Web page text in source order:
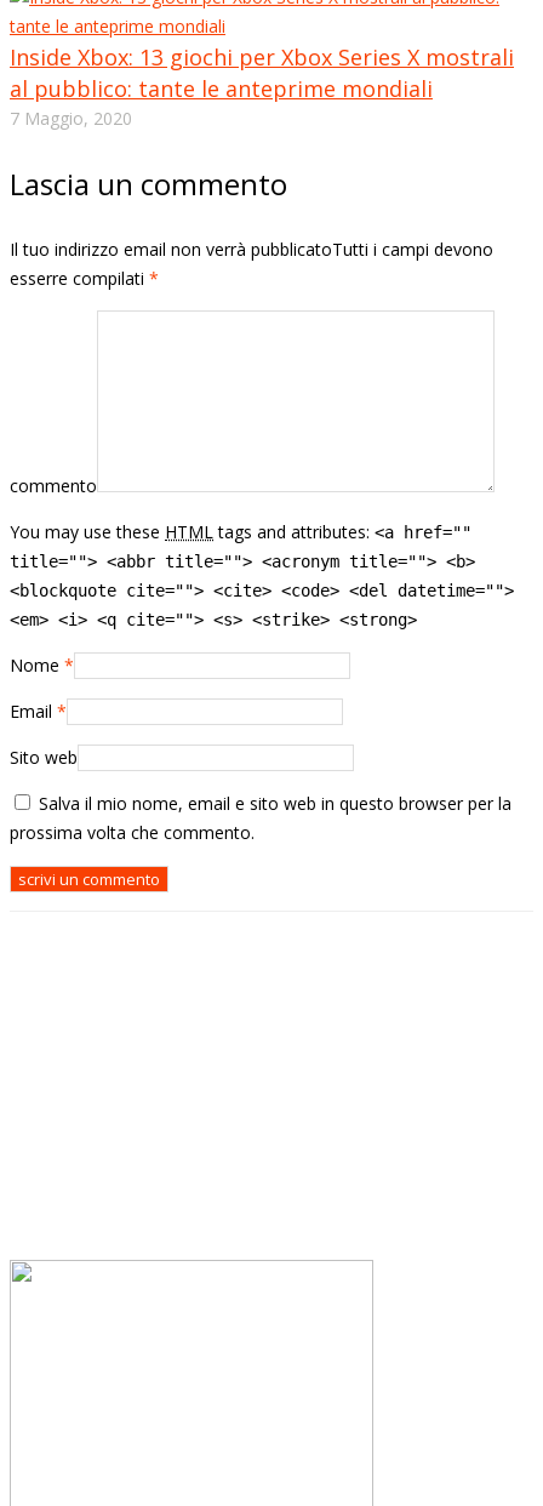
Inside Xbox: 13 giochi per Xbox Series X mostrali
al pubblico: tante le anteprime mondiali
7 Maggio, 2020
Lascia un commento
Il tuo indirizzo email non verrà pubblicatoTutti i campi devono
esserre compilati *
commento
You may use these HTML tags and attributes: <a href=""
title=""> <abbr title=""> <acronym title=""> <b>
<blockquote cite=""> <cite> <code> <del datetime="">
<em> <i> <q cite=""> <s> <strike> <strong>
Nome *
Email *
Sito web
Salva il mio nome, email e sito web in questo browser per la
prossima volta che commento.